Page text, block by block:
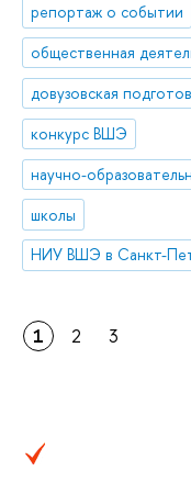
репортаж о событии
общественная
довузовская
конкурс ВШЭ
научно-
школы
НИУ ВШЭ в Санкт-
1 2 3